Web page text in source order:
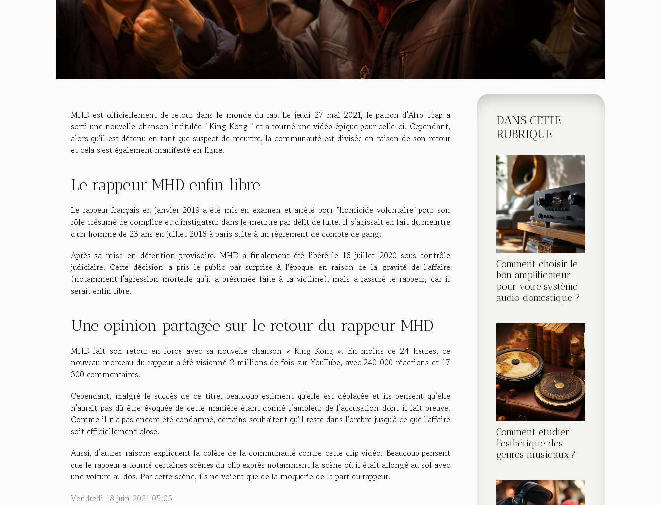
MHD est officiellement de retour dans le monde du rap. Le jeudi 27 mai 2021, le patron d'Afro Trap a
sorti une nouvelle chanson intitulée " King Kong " et a tourné une vidéo épique pour celle-ci. Cependant,
alors qu'il est détenu en tant que suspect de meurtre, la communauté est divisée en raison de son retour
et cela s'est également manifesté en ligne.
Le rappeur MHD enfin libre
Le rappeur français en janvier 2019 a été mis en examen et arrêté pour "homicide volontaire" pour son
rôle présumé de complice et d'instigateur dans le meurtre par délit de fuite. Il s’agissait en fait du meurtre
d'un homme de 23 ans en juillet 2018 à paris suite à un règlement de compte de gang.
Après sa mise en détention provisoire, MHD a finalement été libéré le 16 juillet 2020 sous contrôle
judiciaire. Cette décision a pris le public par surprise à l'époque en raison de la gravité de l'affaire
(notamment l'agression mortelle qu’il a présumée faite à la victime), mais a rassuré le rappeur, car il
serait enfin libre.
Une opinion partagée sur le retour du rappeur MHD
MHD fait son retour en force avec sa nouvelle chanson « King Kong ». En moins de 24 heures, ce
nouveau morceau du rappeur a été visionné 2 millions de fois sur YouTube, avec 240 000 réactions et 17
300 commentaires.
Cependant, malgré le succès de ce titre, beaucoup estiment qu'elle est déplacée et ils pensent qu’elle
n'aurait pas dû être évoquée de cette manière étant donné l’ampleur de l’accusation dont il fait preuve.
Comme il n'a pas encore été condamné, certains souhaitent qu'il reste dans l'ombre jusqu'à ce que l'affaire
soit officiellement close.
Aussi, d’autres raisons expliquent la colère de la communauté contre cette clip vidéo. Beaucoup pensent
que le rappeur a tourné certaines scènes du clip exprès notamment la scène où il était allongé au sol avec
une voiture au dos. Par cette scène, ils ne voient que de la moquerie de la part du rappeur.
Vendredi 18 juin 2021 05:05
DANS CETTE
RUBRIQUE
Comment choisir le
bon amplificateur
pour votre système
audio domestique ?
Comment étudier
l’esthétique des
genres musicaux ?